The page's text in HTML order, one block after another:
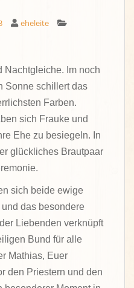
eheleite
Nachtgleiche. Im noch
Sonne schillert das
Farben.
sich Frauke und
Ehe zu besiegeln. In
glückliches Brautpaar
sich beide ewige
das besondere
Liebenden verknüpft
Bund für alle
Mathias, Euer
den Priestern und den